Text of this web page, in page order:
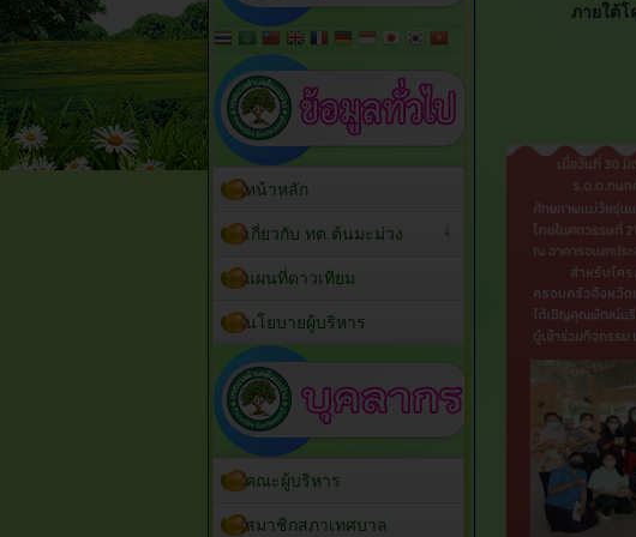
ภายใต้
หน้าหลัก
เกี่ยวกับ ทต.ต้นมะม่วง
แผนที่ดาวเทียม
นโยบายผู้บริหาร
คณะผู้บริหาร
สมาชิกสภาเทศบาล